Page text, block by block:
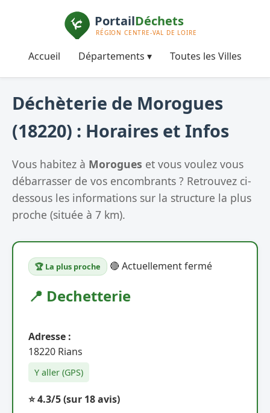
Accueil Départements ▾ Toutes les Villes
Déchèterie de Morogues
(18220) : Horaires et Infos
Vous habitez à Morogues et vous voulez vous
débarrasser de vos encombrants ? Retrouvez ci-
dessous les informations sur la structure la plus
proche (située à 7 km).
🏆 La plus proche 🔴 Actuellement fermé
📍 Dechetterie
Adresse :
18220 Rians
Y aller (GPS)
⭐ 4.3/5(sur 18 avis)